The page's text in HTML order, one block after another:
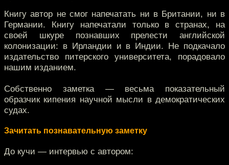
Книгу автор не смог напечатать ни в Британии, ни в
Германии. Книгу напечатали только в странах, на
своей шкуре познавших прелести английской
колонизации: в Ирландии и в Индии. Не подкачало
издательство питерского университета, порадовало
нашим изданием.
Собственно заметка — весьма показательный
образчик кипения научной мысли в демократических
судах.
Зачитать познавательную заметку
До кучи — интервью с автором: